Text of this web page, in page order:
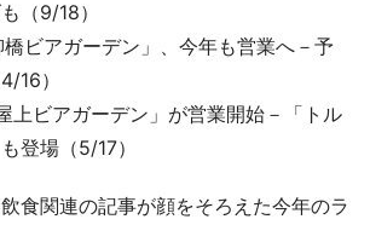
（9/18）
ビアガーデン」、今年も営業へ－予
16）
上ビアガーデン」が営業開始－「トル
登場（5/17）
食関連の記事が顔をそろえた今年のラ